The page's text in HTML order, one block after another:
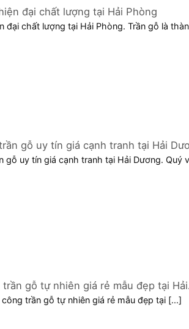
đại chất lượng tại Hải Phòng
đại chất lượng tại Hải Phòng. Trần gỗ là
gỗ uy tín giá cạnh tranh tại Hải
gỗ uy tín giá cạnh tranh tại Hải Dương. Quý
gỗ tự nhiên giá rẻ mẫu đẹp tại Hải
trần gỗ tự nhiên giá rẻ mẫu đẹp tại [...]